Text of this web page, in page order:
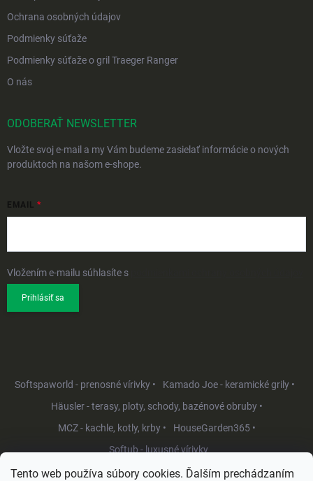
Tento web používa súbory cookies. Ďalším prechádzaním
Ochrana osobných údajov
Podmienky súťaže
Podmienky súťaže o gril Traeger Ranger
O nás
ODOBERAŤ NEWSLETTER
Vložte svoj e-mail a my Vám budeme zasielať informácie o nových
produktoch na našom e-shope.
EMAIL
Vložením e-mailu súhlasíte s
Prihlásiť sa
Softspaworld - prenosné vírivky •
Kamado Joe - keramické grily •
Häusler - terasy, ploty, schody, bazénové obruby •
MCZ - kachle, kotly, krby •
HouseGarden365 •
Softub - luxusné vírivky